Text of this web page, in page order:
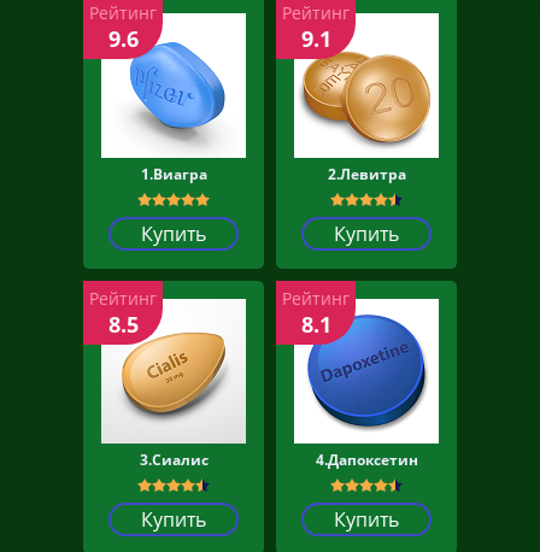
1.Виагра
Купить
Рейтинг
9.6
2.Левитра
Купить
Рейтинг
9.1
3.Сиалис
Купить
Рейтинг
8.5
4.Дапоксетин
Купить
Рейтинг
8.1